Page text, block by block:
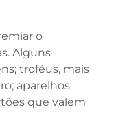
o
Alguns
troféus, mais
aparelhos
que valem